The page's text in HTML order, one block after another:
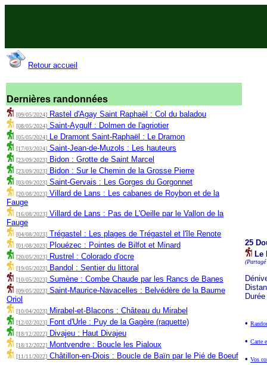
Retour accueil
Dernières randonnées
[09/05/2024] Rastel d'Agay Saint Raphaël : Col du baladou
[08/05/2024] Saint-Aygulf : Dolmen de l'agriotier
[05/05/2024] Le Dramont Saint-Raphaël : Le Dramon
[17/03/2024] Saint-Jean-de-Muzols : Les hauteurs
[23/09/2023] Bidon : Grotte de Saint Marcel
[23/09/2023] Bidon : Sur le Chemin de la Grosse Pierre
[03/09/2023] Saint-Gervais : Les Gorges du Gorgonnet
[20/08/2023] Villard de Lans : Les cabanes de Roybon et de la
Fauge
[16/08/2023] Villard de Lans : Pas de L'Oeille par le Vallon de la
Fauge
[04/08/2023] Trégastel : Les plages de Trégastel et l'île Renote
[01/08/2023] Plouézec : Pointes de Bilfot et Minard
[20/05/2023] Rustrel : Colorado d'ocre
[19/05/2023] Bandol : Sentier du littoral
[10/05/2023] Sumène : Combe Chaude par les Rancs de Banes
[09/05/2023] Saint-Maurice-Navacelles : Belvédère de la Baume
Oriol
[10/04/2023] Mirabel-et-Blacons : Château du Mirabel
[12/02/2023] Font d'Urle : Puy de la Gagère (raquette)
[18/12/2022] Divajeu : Haut Divajeu
[18/12/2022] Montvendre : Boucle les Pialoux
[11/11/2022] Châtillon-en-Diois : Boucle de Baïn par le Pié de Boeuf
25
Le
•
• Carte
• Vos